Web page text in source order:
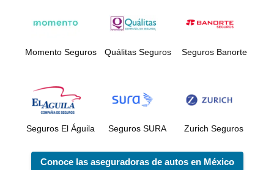
Momento Seguros Quálitas Seguros Seguros Banorte
Seguros El Águila Seguros SURA Zurich Seguros
Conoce las aseguradoras de autos en México